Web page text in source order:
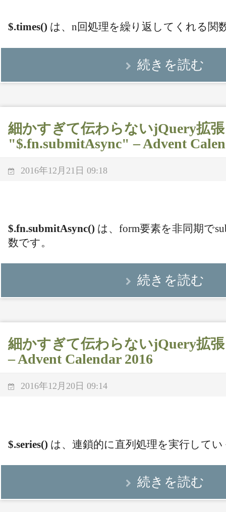
$.times() は、n回処理を繰り返してくれる関
続きを読む
細かすぎて伝わらないjQuery拡張
"$.fn.submitAsync" – Advent
2016年12月21日 09:18
$.fn.submitAsync() は、form要素を非同期で
数です。
続きを読む
細かすぎて伝わらないjQuery拡
– Advent Calendar 2016
2016年12月20日 09:14
$.series() は、連鎖的に直列処理を実行して
続きを読む